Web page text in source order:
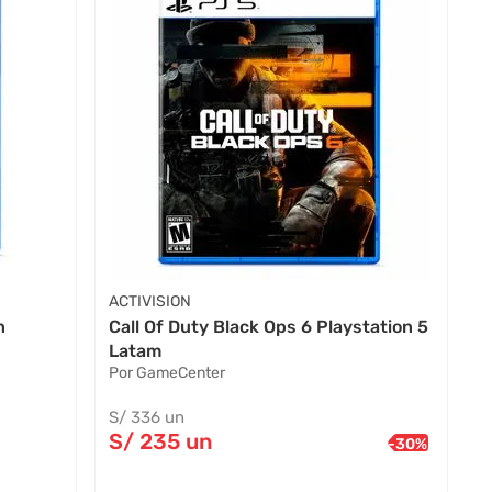
ACTIVISION
Call Of Duty Black Ops 6 Playstation 5
Latam
Por GameCenter
S/ 336 un
S/ 235 un -30%